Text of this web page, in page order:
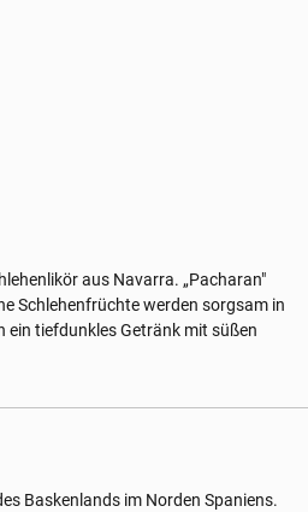
aus Navarra. „Pacharan"
Schlehenfrüchte werden sorgsam in
ein tiefdunkles Getränk mit süßen
Baskenlands im Norden Spaniens.